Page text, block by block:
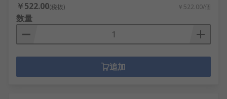
￥522.00(税抜) ￥522.00/個
数量
追加